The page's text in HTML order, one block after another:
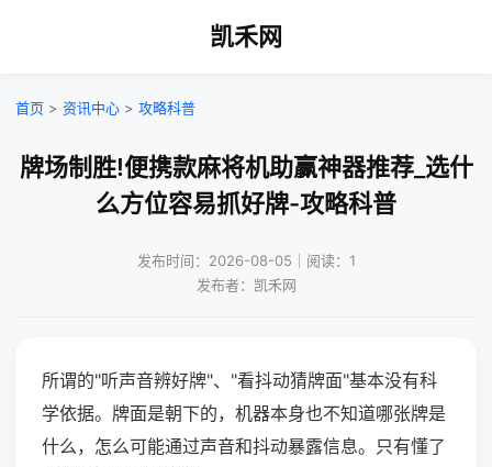
凯禾网
首页 > 资讯中心 > 攻略科普
牌场制胜!便携款麻将机助赢神器推荐_选什
么方位容易抓好牌-攻略科普
发布时间：2026-08-05｜阅读：1
发布者：凯禾网
所谓的"听声音辨好牌"、"看抖动猜牌面"基本没有科
学依据。牌面是朝下的，机器本身也不知道哪张牌是
什么，怎么可能通过声音和抖动暴露信息。只有懂了